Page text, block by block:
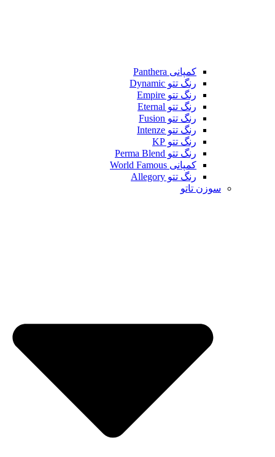
کمپانی Panthera
رنگ تتو Dynamic
رنگ تتو Empire
رنگ تتو Eternal
رنگ تتو Fusion
رنگ تتو Intenze
رنگ تتو KP
رنگ تتو Perma Blend
کمپانی World Famous
رنگ تتو Allegory
سوزن تاتو